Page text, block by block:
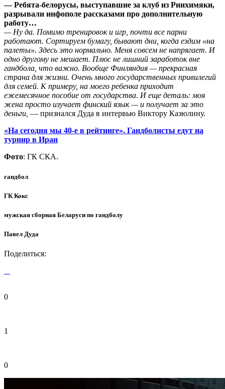
— Ребята-белорусы, выступавшие за клуб из Риихимяки,
разрывали инфополе рассказами про дополнительную
работу…
— Ну да. Помимо тренировок и игр, почти все парни
работают. Сортируем бумагу, бывают дни, когда ездим «на
палеты». Здесь это нормально. Меня совсем не напрягает. И
одно другому не мешает. Плюс не лишний заработок вне
гандбола, что важно. Вообще Финляндия — прекрасная
страна для жизни. Очень много государственных привилегий
для семей. К примеру, на моего ребенка приходит
ежемесячное пособие от государства. И еще деталь: моя
жена просто изучает финский язык — и получает за это
деньги, — признался Дуда в интервью Виктору Казюлину.
«На сегодня мы 40-е в рейтинге». Гандболисты едут на
турнир в Иран
Фото: ГК СКА.
гандбол
ГК Кокс
мужская сборная Беларуси по гандболу
Павел Дуда
Поделиться:
0
1
0